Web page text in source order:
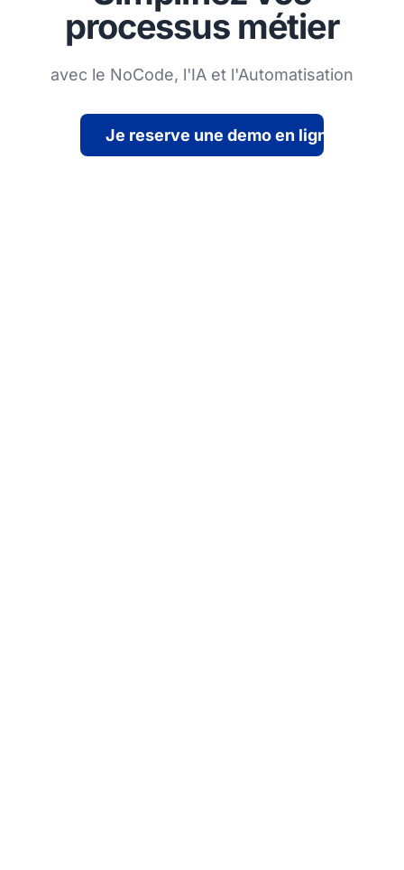
processus métier
avec le NoCode, l'IA et l'Automatisation
Je reserve une demo en ligne